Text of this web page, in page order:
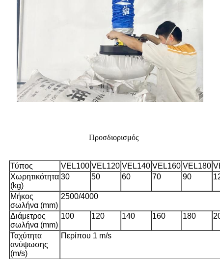
Προσδιορισμός
Τύπος VEL100 VEL120 VEL140 VEL160 VEL180
Χωρητικότητα
(kg)
30 50 60 70 90
Μήκος
σωλήνα (mm)
2500/4000
Διάμετρος
σωλήνα (mm)
100 120 140 160 180
Ταχύτητα
ανύψωσης
(m/s)
Περίπου 1 m/s